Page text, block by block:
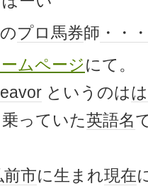
プロ馬券師 ・・・
ムページにて。
というのは
っていた英語名
前市に生まれ現在